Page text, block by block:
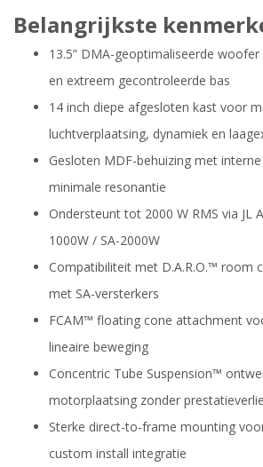
Belangrijkste
13.5” DMA-geoptimaliseerde
en extreem gecontroleerde bas
14 inch diepe afgesloten kast voor
luchtverplaatsing, dynamiek en
Gesloten MDF-behuizing met
minimale resonantie
Ondersteunt tot 2000 W RMS via JL
1000W / SA-2000W
Compatibiliteit met D.A.R.O.™ room
met SA-versterkers
FCAM™ floating cone attachment
lineaire beweging
Concentric Tube Suspension™
motorplaatsing zonder
Sterke direct-to-frame mounting
custom install integratie